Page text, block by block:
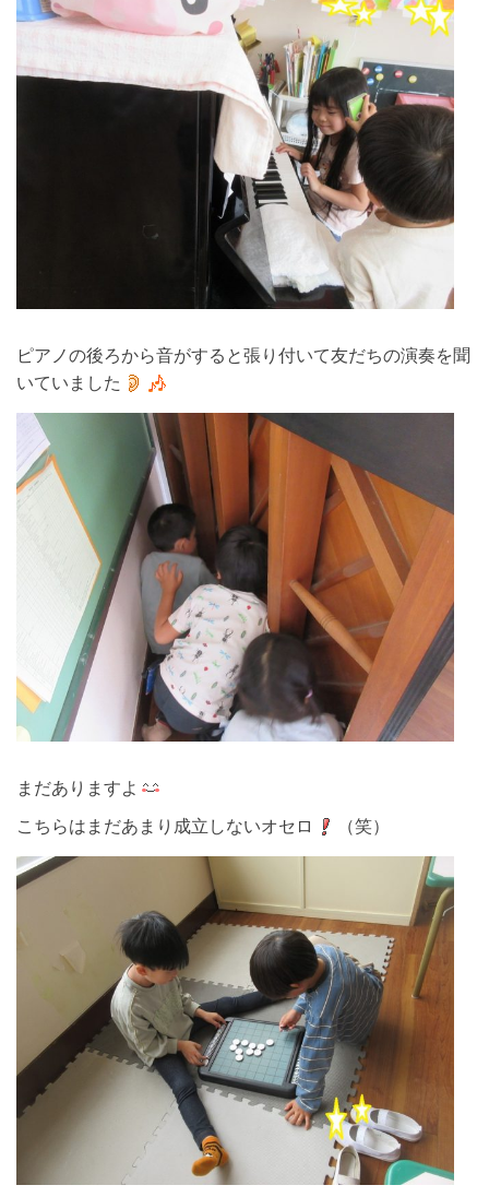
ピアノの後ろから音がすると張り付いて友だちの演奏を聞
いていました
まだありますよ
こちらはまだあまり成立しないオセロ
（笑）